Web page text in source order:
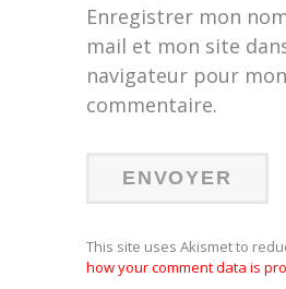
Enregistrer mon
mail et mon site
navigateur pour
commentaire.
This site uses Akismet to
how your comment data is